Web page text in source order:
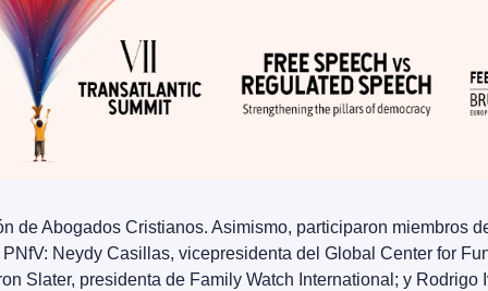
Neydy Casillas, vicepresidenta del Global Center for
Slater, presidenta de Family Watch International; y Rodrigo